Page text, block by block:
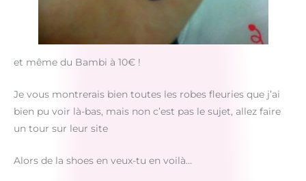
et même du Bambi à 10€ !
Je vous montrerais bien toutes les robes fleuries que j’ai
bien pu voir là-bas, mais non c’est pas le sujet, allez faire
un tour sur leur site
Alors de la shoes en veux-tu en voilà…